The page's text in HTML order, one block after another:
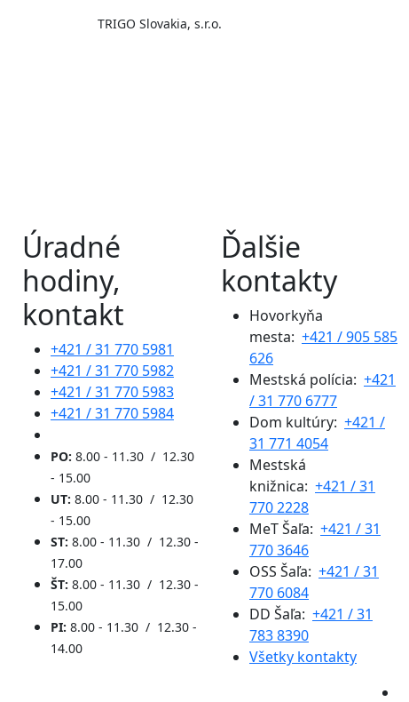
TRIGO Slovakia, s.r.o.
Úradné
hodiny,
kontakt
+421 / 31 770 5981
+421 / 31 770 5982
+421 / 31 770 5983
+421 / 31 770 5984
PO: 8.00 - 11.30 / 12.30
- 15.00
UT: 8.00 - 11.30 / 12.30
- 15.00
ST: 8.00 - 11.30 / 12.30 -
17.00
ŠT: 8.00 - 11.30 / 12.30 -
15.00
PI: 8.00 - 11.30 / 12.30 -
14.00
Ďalšie
kontakty
Hovorkyňa
mesta: +421 / 905 585
626
Mestská polícia: +421
/ 31 770 6777
Dom kultúry: +421 /
31 771 4054
Mestská
knižnica: +421 / 31
770 2228
MeT Šaľa: +421 / 31
770 3646
OSS Šaľa: +421 / 31
770 6084
DD Šaľa: +421 / 31
783 8390
Všetky kontakty